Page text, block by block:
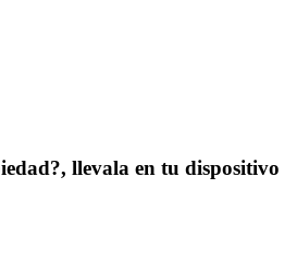
llevala en tu dispositivo